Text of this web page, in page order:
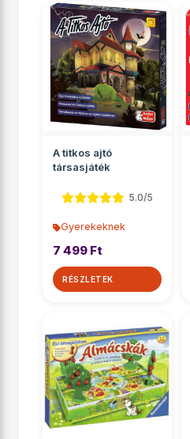
A titkos ajtó
társasjáték
5.0/5
Gyerekeknek
7 499 Ft
RÉSZLETEK